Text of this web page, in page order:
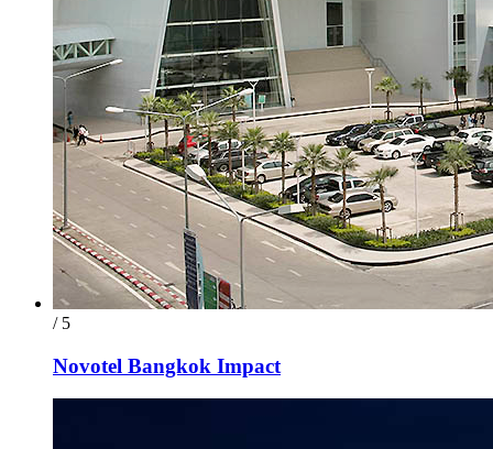
/ 5
Novotel Bangkok Impact